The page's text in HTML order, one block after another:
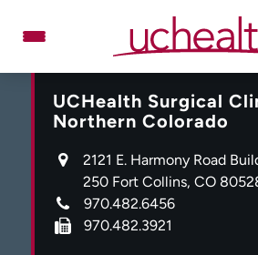
contenido
Médicos
Ubicaciones
Atención de urgencia
UCHealth Surgical
Northern Colorado
2121 E. Harmony Road
250 Fort Collins, CO
970.482.6456
970.482.3921